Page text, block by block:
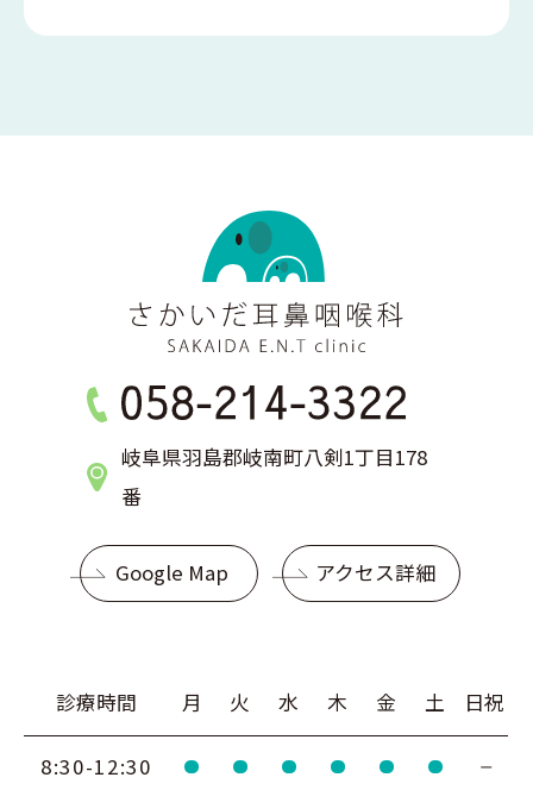
岐阜県羽島郡岐南町八剣1丁目178
番
Google Map アクセス詳細
診療時間 月 火 水 木 金 土 日祝
8:30-12:30